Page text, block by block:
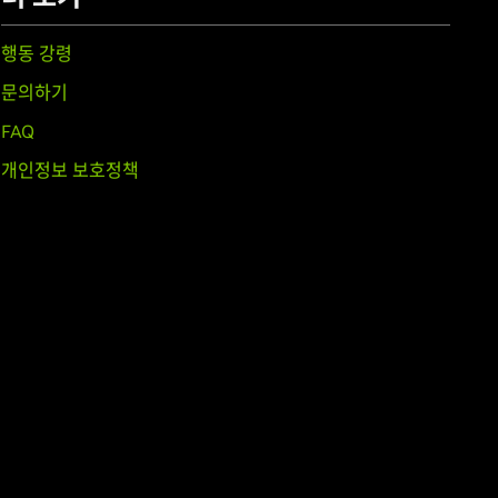
행동 강령
문의하기
FAQ
개인정보 보호정책